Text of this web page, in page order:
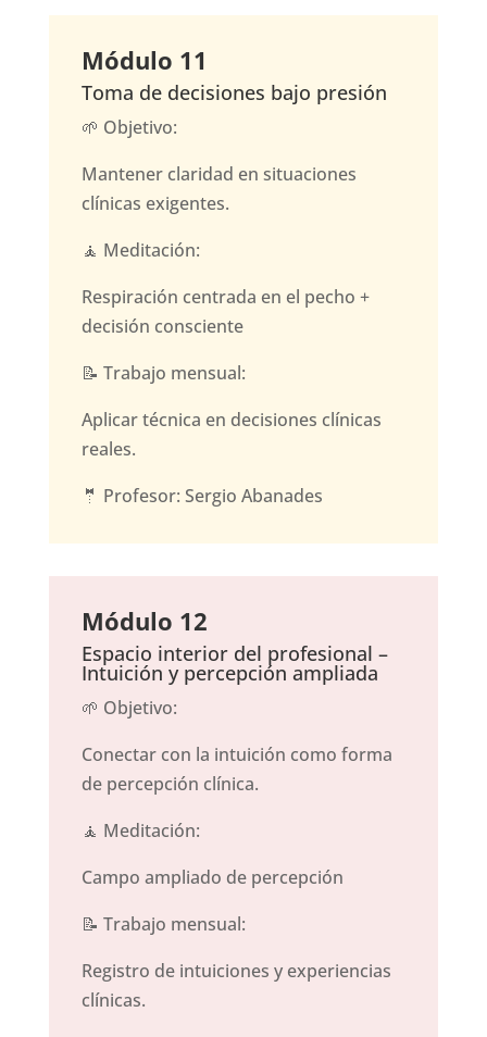
Módulo 11
Toma de decisiones bajo presión
🌱 Objetivo:
Mantener claridad en situaciones
clínicas exigentes.
🧘 Meditación:
Respiración centrada en el pecho +
decisión consciente
📝 Trabajo mensual:
Aplicar técnica en decisiones clínicas
reales.
🤵 Profesor: Sergio Abanades
Módulo 12
Espacio interior del profesional –
Intuición y percepción ampliada
🌱 Objetivo:
Conectar con la intuición como forma
de percepción clínica.
🧘 Meditación:
Campo ampliado de percepción
📝 Trabajo mensual:
Registro de intuiciones y experiencias
clínicas.